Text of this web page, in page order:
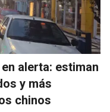
alerta: estiman
y más
chinos